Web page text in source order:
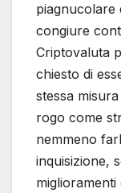
piagnucolare
congiure
Criptovaluta
chiesto di
stessa
rogo come
nemmeno
inquisizione,